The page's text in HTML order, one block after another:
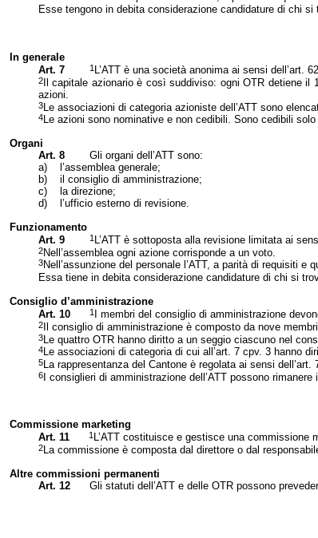
Esse tengono in debita considerazione candidature di chi
In generale
Art. 7
1 L’ATT è una società anonima ai sensi dell’art.
2Il capitale azionario è così suddiviso: ogni OTR detiene il
azioni.
3Le associazioni di categoria azioniste dell’ATT sono
4 Le azioni sono nominative e non cedibili. Sono cedibili
Organi
Art. 8
Gli organi dell’ATT sono:
a)
l’assemblea generale;
b)
il consiglio di amministrazione;
c)
la direzione;
d)
l’ufficio esterno di revisione.
Funzionamento
Art. 9
1 L’ATT è sottoposta alla revisione limitata ai
2Nell’assemblea ogni azione corrisponde a un voto.
3Nell’assunzione del personale l’ATT, a parità di requisiti e
Essa tiene in debita considerazione candidature di chi si
Consiglio d’amministrazione
Art. 10
1 I membri del consiglio di amministrazione
2Il consiglio di amministrazione è composto da nove membri.
3Le quattro OTR hanno diritto a un seggio ciascuno nel
4 Le associazioni di categoria di cui all’art. 7 cpv. 3 hanno
5La rappresentanza del Cantone è regolata ai sensi dell’art.
6I consiglieri di amministrazione dell’ATT possono
Commissione marketing
Art. 11
1 L’ATT costituisce e gestisce una commissione
2La commissione è composta dal direttore o dal
Altre commissioni permanenti
Art. 12
Gli statuti dell’ATT e delle OTR possono